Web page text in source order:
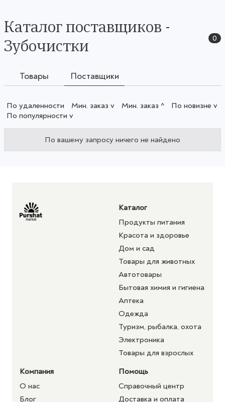
Каталог поставщиков -
Зубочистки
0
Товары Поставщики
По удаленности Мин. заказ v Мин. заказ ^
По новизне v
По популярности v
По вашему запросу ничего не найдено
Каталог
Продукты питания
Красота и здоровье
Дом и сад
Товары для животных
Автотовары
Бытовая химия и гигиена
Аптека
Одежда
Туризм, рыбалка, охота
Электроника
Товары для взрослых
Компания
О нас
Блог
Помощь
Справочный центр
Доставка и оплата